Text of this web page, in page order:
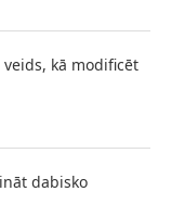
kā modificēt
dabisko